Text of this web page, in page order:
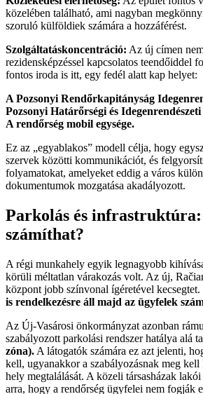
közelében található, ami nagyban
szoruló külföldiek számára a hozzáférést.
Szolgáltatáskoncentráció: Az új címen
rezidensképzéssel kapcsolatos teendőiddel
fontos iroda is itt, egy fedél alatt kap helyet:
A Pozsonyi Rendőrkapitányság
Pozsonyi Határőrségi és
A rendőrség mobil egysége.
Ez az „egyablakos” modell célja, hogy
szervek közötti kommunikációt, és
folyamatokat, amelyeket eddig a város
dokumentumok mozgatása akadályozott.
Parkolás és
számíthat?
A régi munkahely egyik legnagyobb
körüli méltatlan várakozás volt. Az új,
központ jobb színvonal ígéretével kecsegtet.
is rendelkezésre áll majd az ügyfelek
Az Új-Vasárosi önkormányzat azonban
szabályozott parkolási rendszer hatálya alá
zóna). A látogatók számára ez azt jelenti,
kell, ugyanakkor a szabályozásnak meg kell
hely megtalálását. A közeli társasházak lakói
arra, hogy a rendőrség ügyfelei nem fogják